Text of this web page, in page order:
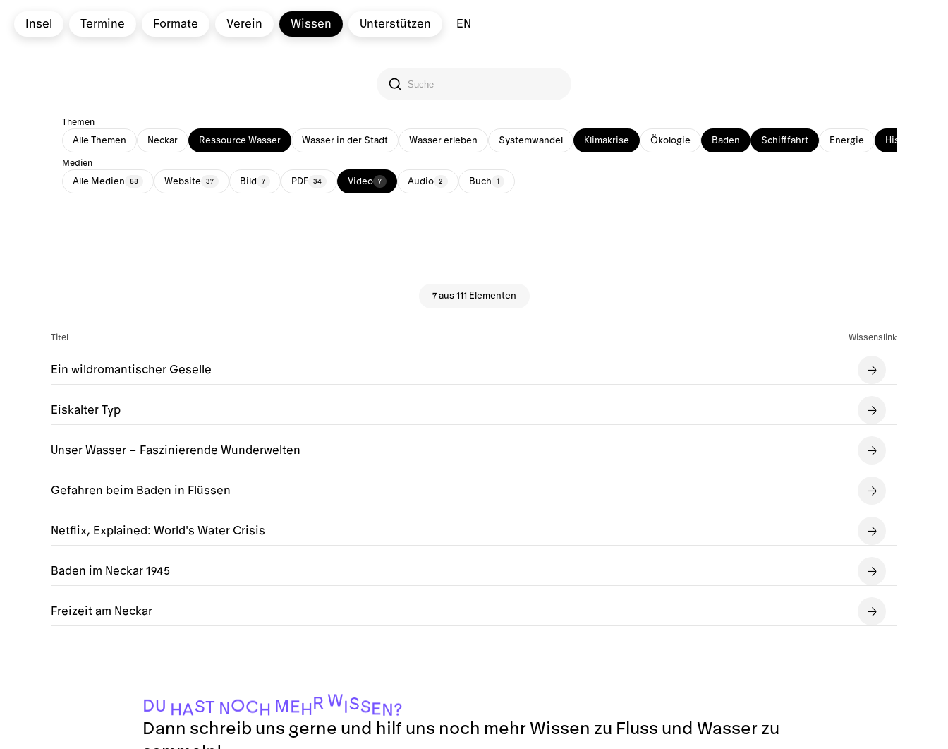
Insel Termine Formate Verein Wissen Unterstützen EN
Themen
Alle Themen Neckar Ressource Wasser Wasser in der Stadt Wasser erleben Systemwandel Klimakrise Ökologie Baden Schifffahrt Energie Historisches
Medien
Alle Medien 88 Website 37 Bild 7 PDF 34 Video 7 Audio 2 Buch 1
7 aus 111 Elementen
Titel Wissenslink
Ein wildromantischer Geselle
Eiskalter Typ
Unser Wasser – Faszinierende Wunderwelten
Gefahren beim Baden in Flüssen
Netflix, Explained: World's Water Crisis
Baden im Neckar 1945
Freizeit am Neckar
DU HAST N OCH M E H R W SSEN?
Dann schreib uns gerne und hilf uns noch mehr Wissen zu Fluss und Wasser zu